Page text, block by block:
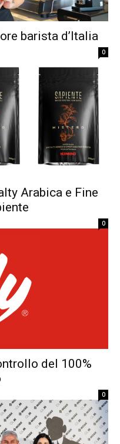
barista d’Italia
0
Arabica e Fine
0
del 100%
0